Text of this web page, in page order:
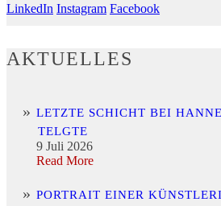
LinkedIn Instagram Facebook
AKTUELLES
LETZTE SCHICHT BEI
TELGTE
9 Juli 2026
Read More
PORTRAIT EINER